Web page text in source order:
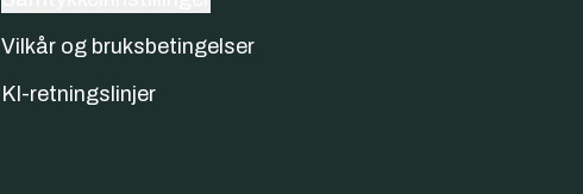
Vilkår og bruksbetingelser
KI-retningslinjer